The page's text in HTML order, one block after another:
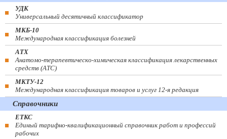
УДК
Универсальный десятичный классификатор
МКБ-10
Международная классификация болезней
АТХ
Анатомо-терапевтическо-химическая классификация лекарственных
средств (ATC)
МКТУ-12
Международная классификация товаров и услуг 12-я редакция
Справочники
ЕТКС
Единый тарифно-квалификационный справочник работ и профессий
рабочих